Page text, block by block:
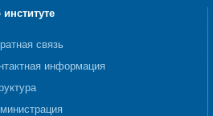
связь
информация